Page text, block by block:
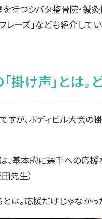
持つシバタ整骨院・鍼
ーズ」なども紹介してい
掛け声」とは
すが、ボディビル大会
、基本的に選手への応援
先生）
は。応援だけじゃなかっ